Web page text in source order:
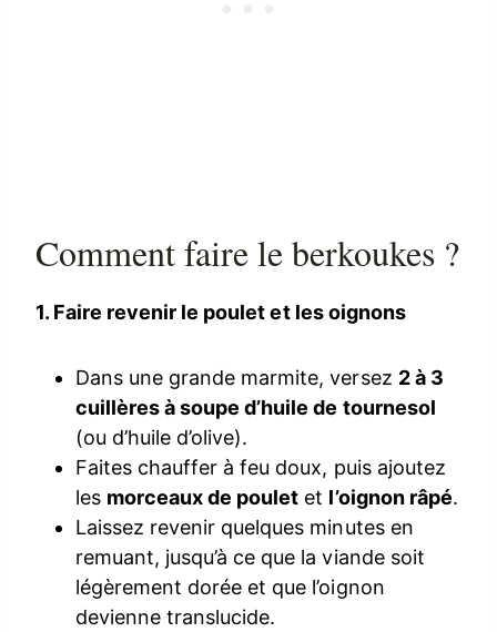
Comment faire le berkoukes ?
1. Faire revenir le poulet et les oignons
Dans une grande marmite, versez 2 à 3
cuillères à soupe d’huile de tournesol
(ou d’huile d’olive).
Faites chauffer à feu doux, puis ajoutez
les morceaux de poulet et l’oignon râpé.
Laissez revenir quelques minutes en
remuant, jusqu’à ce que la viande soit
légèrement dorée et que l’oignon
devienne translucide.